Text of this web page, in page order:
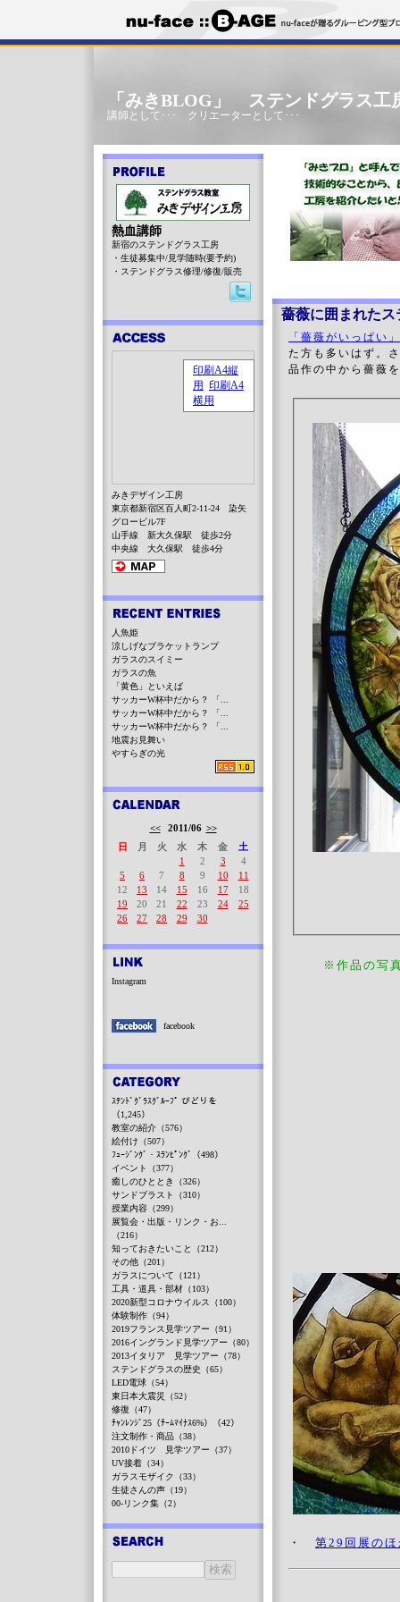
「みきBLOG」 ステンドグラス工
講師として･･･ クリエーターとして･･･
薔薇に囲まれたス
「薔薇がいっぱい」
た方も多いはず。
品作の中から薔薇
※作品の写
・ 第29回展の
熱血講師
新宿のステンドグラス工房
・生徒募集中/見学随時(要予約)
・ステンドグラス修理/修復/販売
みきデザイン工房
東京都新宿区百人町2-11-24 染矢
グロービル7F
山手線 新大久保駅 徒歩2分
中央線 大久保駅 徒歩4分
人魚姫
涼しげなブラケットランプ
ガラスのスイミー
ガラスの魚
「黄色」といえば
サッカーW杯中だから？ 「...
サッカーW杯中だから？ 「...
サッカーW杯中だから？ 「...
地震お見舞い
やすらぎの光
<< 2011/06 >>
日
月 火 水 木 金
土
1
2 3
4
5
6 7 8 9 10
11
12
13 14 15 16 17
18
19
20 21 22 23 24
25
26
27 28 29 30
Instagram
facebook
ｽﾃﾝﾄﾞｸﾞﾗｽｸﾞﾙｰﾌﾟ びどりを
（1,245）
教室の紹介（576）
絵付け（507）
ﾌｭｰｼﾞﾝｸﾞ・ｽﾗﾝﾋﾟﾝｸﾞ（498）
イベント（377）
癒しのひととき（326）
サンドブラスト（310）
授業内容（299）
展覧会・出版・リンク・お...
（216）
知っておきたいこと（212）
その他（201）
ガラスについて（121）
工具・道具・部材（103）
2020新型コロナウイルス（100）
体験制作（94）
2019フランス見学ツアー（91）
2016イングランド見学ツアー（80）
2013イタリア 見学ツアー（78）
ステンドグラスの歴史（65）
LED電球（54）
東日本大震災（52）
修復（47）
ﾁｬﾝﾚﾝｼﾞ25（ﾁｰﾑﾏｲﾅｽ6%）（42）
注文制作・商品（38）
2010ドイツ 見学ツアー（37）
UV接着（34）
ガラスモザイク（33）
生徒さんの声（19）
00-リンク集（2）